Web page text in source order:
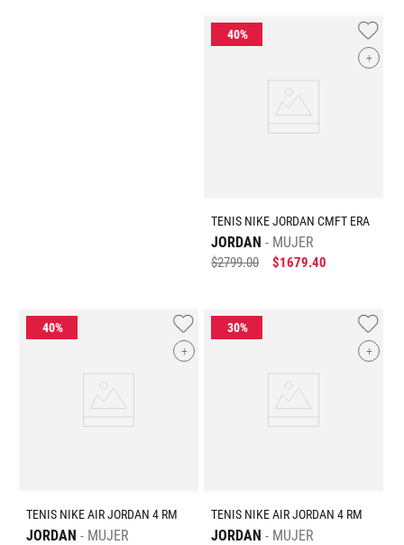
+
TENIS NIKE JORDAN CMFT ERA
JORDAN MUJER
$2799.00 $1679.40
+
TENIS NIKE AIR JORDAN 4 RM
JORDAN MUJER
+
TENIS NIKE AIR JORDAN 4 RM
JORDAN MUJER